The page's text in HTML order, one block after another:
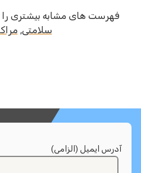
های مشابه بیشتری را در این
سلامتی,مراکز
ایمیل (الزامی)